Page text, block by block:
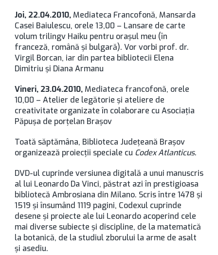
Joi, 22.04.2010, Mediateca Francofonă, Mansarda
Casei Baiulescu, orele 13,00 – Lansare de carte
volum trilingv Haiku pentru oraşul meu (în
franceză, română şi bulgară). Vor vorbi prof. dr.
Virgil Borcan, iar din partea bibliotecii Elena
Dimitriu şi Diana Armanu
Vineri, 23.04.2010, Mediateca francofonă, orele
10,00 – Atelier de legătorie şi ateliere de
creativitate organizate în colaborare cu Asociaţia
Păpuşa de porţelan Braşov
Toată săptămâna, Biblioteca Judeţeană Braşov
organizează proiecţii speciale cu Codex Atlanticus.
DVD-ul cuprinde versiunea digitală a unui manuscris
al lui Leonardo Da Vinci, păstrat azi în prestigioasa
bibliotecă Ambrosiana din Milano. Scris între 1478 şi
1519 şi însumând 1119 pagini, Codexul cuprinde
desene şi proiecte ale lui Leonardo acoperind cele
mai diverse subiecte şi discipline, de la matematică
la botanică, de la studiul zborului la arme de asalt
şi asediu.